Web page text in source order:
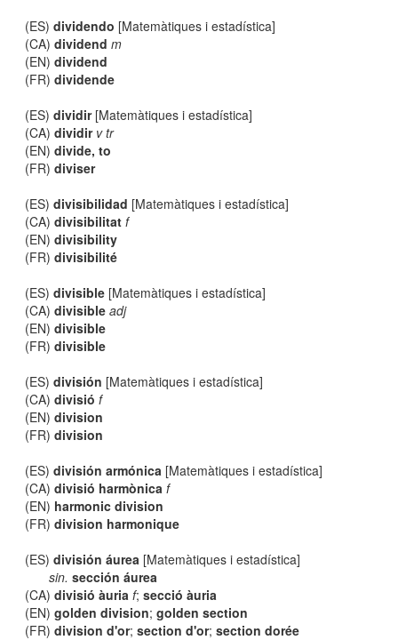
(ES)dividendo [Matemàtiques i estadística]
(CA)dividend m
(EN)dividend
(FR)dividende
(ES)dividir[Matemàtiques i estadística]
(CA)dividir v tr
(EN)divide, to
(FR)diviser
(ES)divisibilidad [Matemàtiques i estadística]
(CA)divisibilitat f
(EN)divisibility
(FR)divisibilité
(ES)divisible [Matemàtiques i estadística]
(CA)divisible adj
(EN)divisible
(FR)divisible
(ES)división [Matemàtiques i estadística]
(CA)divisió f
(EN)division
(FR)division
(ES)división armónica [Matemàtiques i estadística]
(CA)divisió harmònica f
(EN) harmonic division
(FR)division harmonique
(ES)división áurea [Matemàtiques i estadística]
sin. sección áurea
(CA)divisió àuria f;secció àuria
(EN)golden division;golden section
(FR)division d'or;section d'or;section dorée